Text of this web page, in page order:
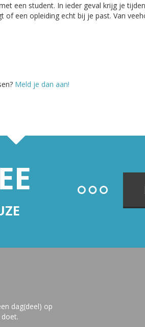
een student. In ieder geval krijg je
een opleiding echt bij je past. Van
Meld je dan aan!
dag(deel) op